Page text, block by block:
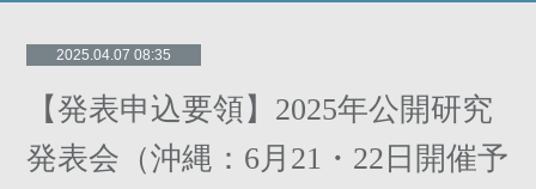
2025.04.07 08:35
【発表申込要領】2025年公開研究
発表会（沖縄：6月21・22日開催予